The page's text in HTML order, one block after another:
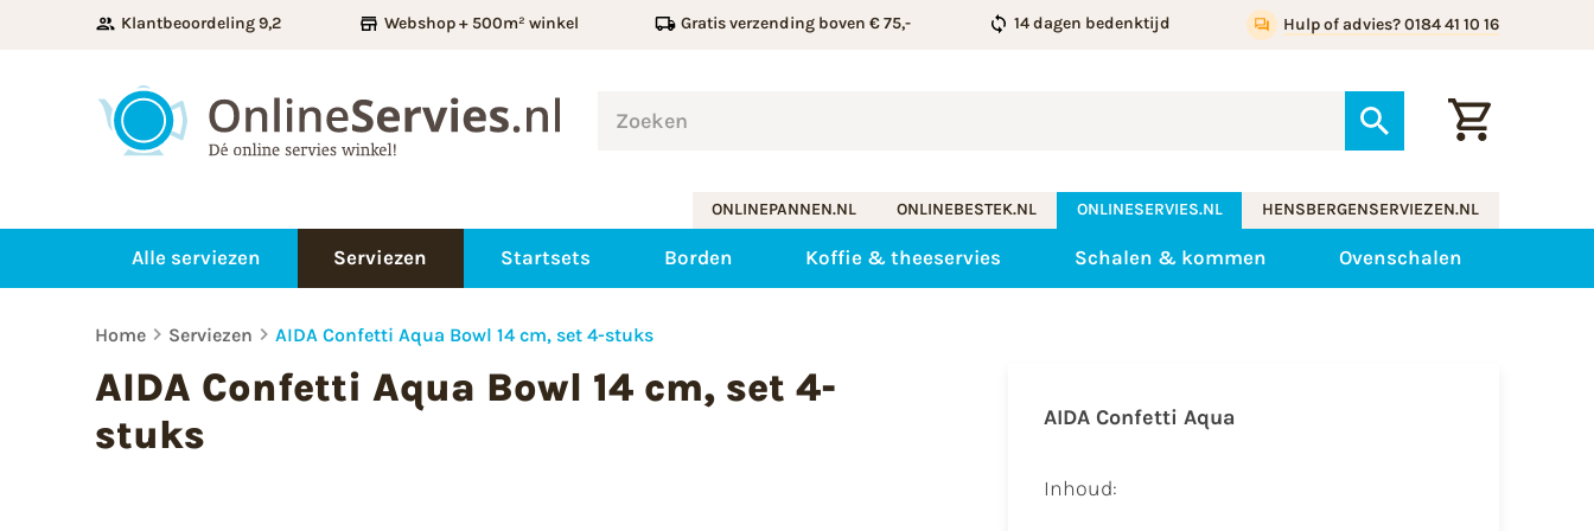
Klantbeoordeling 9,2 Webshop + 500m² winkel Gratis verzending boven € 75,- 14 dagen bedenktijd Hulp of advies? 0184 41 10 16
ONLINEPANNEN.NL ONLINEBESTEK.NL ONLINESERVIES.NL HENSBERGENSERVIEZEN.NL
Alle serviezen Serviezen Startsets Borden Koffie & theeservies Schalen & kommen Ovenschalen
Home Serviezen AIDA Confetti Aqua Bowl 14 cm, set 4-stuks
AIDA Confetti Aqua Bowl 14 cm, set 4-
stuks
AIDA Confetti Aqua
​Inhoud:​